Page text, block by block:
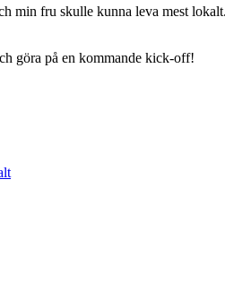
min fru skulle kunna leva mest
göra på en kommande kick-off!